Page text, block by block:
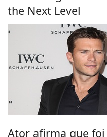
the Next Level
Ator afirma que